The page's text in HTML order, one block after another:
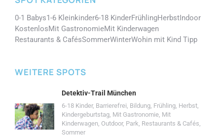
0-1 Babys1-6 Kleinkinder6-18 KinderFrühlingHerbstIndoor
KostenlosMit GastronomieMit Kinderwagen
Restaurants & CafésSommerWinterWohin mit Kind Tipp
WEITERE SPOTS
Detektiv-Trail München
6-18 Kinder, Barrierefrei, Bildung, Frühling, Herbst,
Kindergeburtstag, Mit Gastronomie, Mit
Kinderwagen, Outdoor, Park, Restaurants & Cafés,
Sommer